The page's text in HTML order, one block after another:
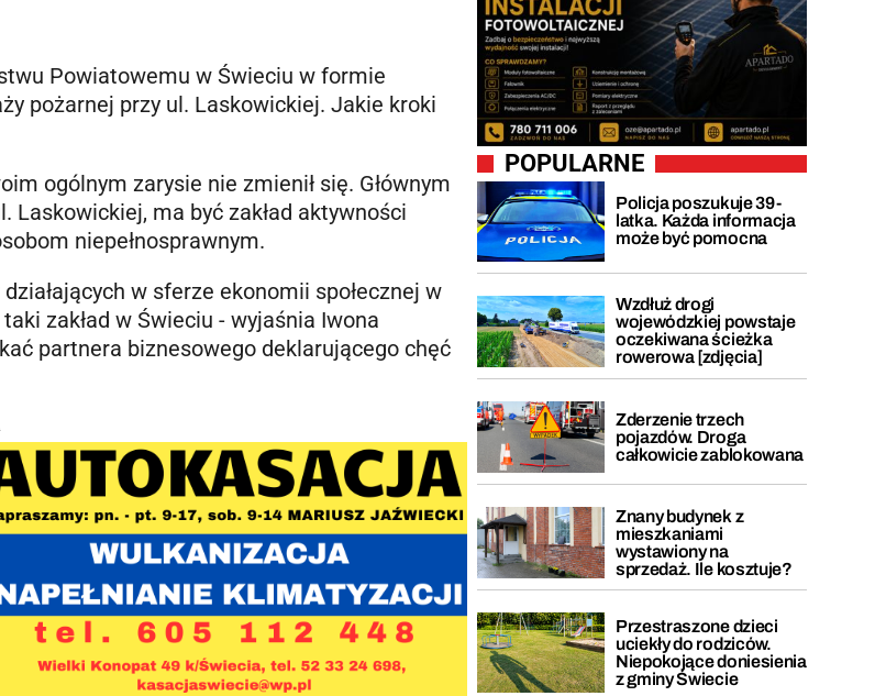
Powiatowemu w Świeciu w formie
pożarnej przy ul. Laskowickiej. Jakie kroki
ogólnym zarysie nie zmienił się. Głównym
Laskowickiej, ma być zakład aktywności
niepełnosprawnym.
w sferze ekonomii społecznej w
zakład w Świeciu - wyjaśnia Iwona
partnera biznesowego deklarującego chęć
POPULARNE
Policja poszukuje 39-
latka. Każda informacja
może być pomocna
Wzdłuż drogi
wojewódzkiej powstaje
oczekiwana ścieżka
rowerowa [zdjęcia]
Zderzenie trzech
pojazdów. Droga
całkowicie zablokowana
Znany budynek z
mieszkaniami
wystawiony na
sprzedaż. Ile kosztuje?
Przestraszone dzieci
uciekły do rodziców.
Niepokojące doniesienia
z gminy Świecie